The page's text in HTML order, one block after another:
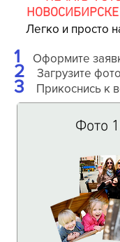
НОВОСИБИРСКЕ
Легко и просто
1 Оформите
2 Загрузите фото
3 Прикоснись к
Фото